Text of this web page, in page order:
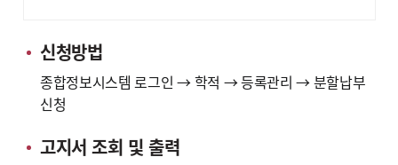
신청방법
종합정보시스템 로그인 → 학적 → 등록관리 → 분할납부
신청
고지서 조회 및 출력